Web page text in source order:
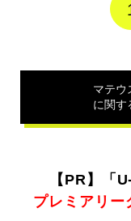
マテウ
に関す
【PR】「
プレミアリー